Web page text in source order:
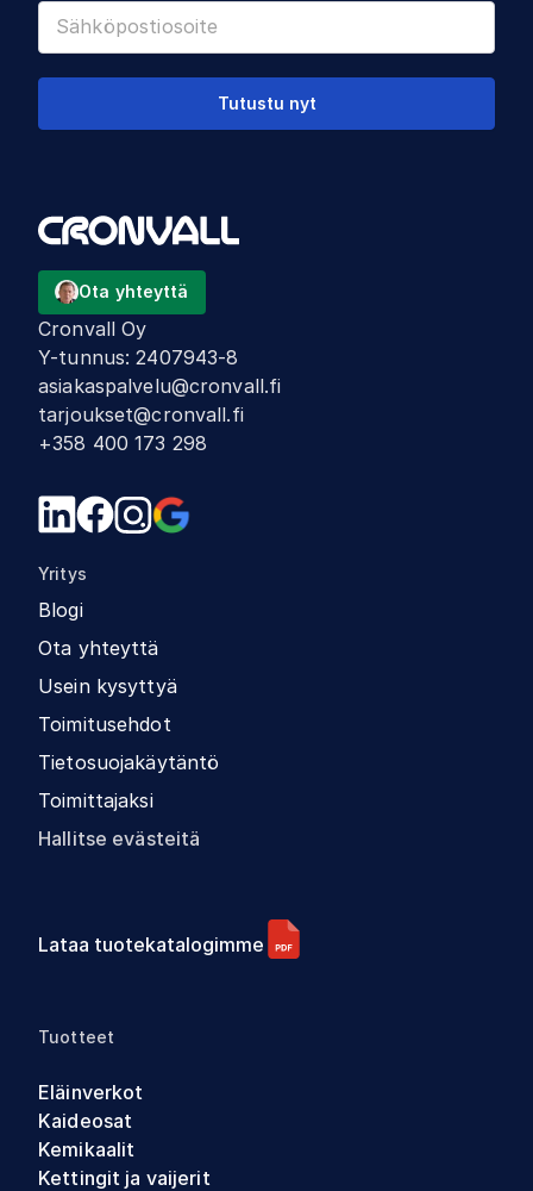
Tutustu nyt
Ota yhteyttä
Cronvall Oy
Y-tunnus:2407943-8
asiakaspalvelu@cronvall.fi
tarjoukset@cronvall.fi
+358 400 173 298
Yritys
Blogi
Ota yhteyttä
Usein kysyttyä
Toimitusehdot
Tietosuojakäytäntö
Toimittajaksi
Hallitse evästeitä
Lataa tuotekatalogimme
Tuotteet
Eläinverkot
Kaideosat
Kemikaalit
Kettingit ja vaijerit